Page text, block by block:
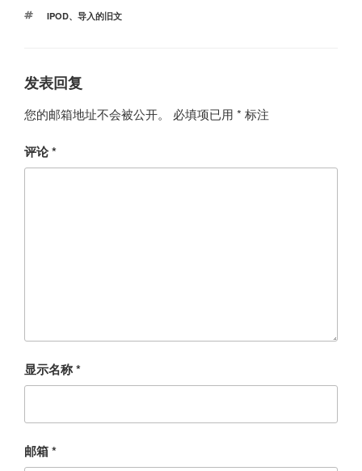
标
IPOD、 导入的旧文
发表回复
您的邮箱地址不会被公开。 必填项已用 * 标注
评论*
显示名称*
邮箱*